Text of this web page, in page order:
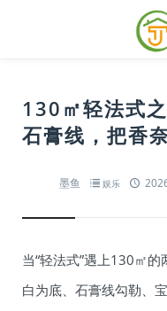
130㎡轻法式
石膏线，把香
墨鱼 娱乐
当“轻法式”遇上130㎡
白为底、石膏线勾勒、